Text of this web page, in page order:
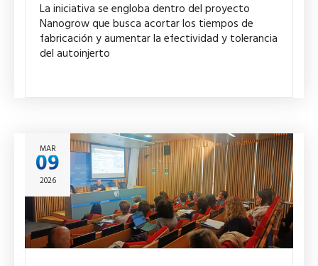
La iniciativa se engloba dentro del proyecto
Nanogrow que busca acortar los tiempos de
fabricación y aumentar la efectividad y tolerancia
del autoinjerto
MAR
09
2026